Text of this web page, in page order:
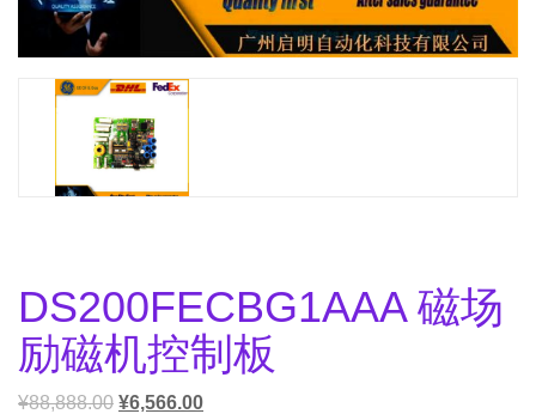
DS200FECBG1AAA 磁场
励磁机控制板
¥88,888.00 ¥6,566.00